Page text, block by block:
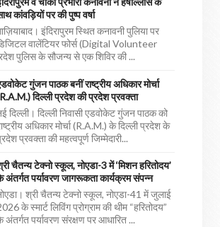
कांवड़ियों पर की पुष्प वर्षा
इंदिरापुरम स्थित कनावनी पुलिया पर
वालेंटियर फोर्स (Digital Volunteer
पुलिस के सौजन्य से एक शिविर की ...
गुंजन पाठक बनीं राष्ट्रीय अधिकार मोर्चा
दिल्ली प्रदेश की प्रदेश प्रवक्ता
दिल्ली। दिल्ली निवासी एडवोकेट गुंजन पाठक को
अधिकार मोर्चा (R.A.M.) के दिल्ली प्रदेश के
प्रवक्ता की महत्वपूर्ण जिम्मेदारी...
चैतन्य टेक्नो स्कूल, नोएडा-3 में ‘मिशन हरितोदय’
अंतर्गत पर्यावरण जागरूकता कार्यक्रम संपन्न
श्री चैतन्य टेक्नो स्कूल, नोएडा-41 में जुलाई
के स्मार्ट लिविंग प्रोग्राम की थीम “हरितोदय”
अंतर्गत पर्यावरण संरक्षण पर आधारित ...